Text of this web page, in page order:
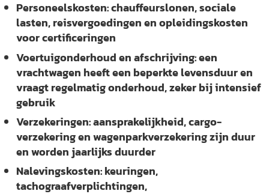
Personeelskosten:chauffeurslonen, sociale
lasten, reisvergoedingen en opleidingskosten
voor certificeringen
Voertuigonderhoud en afschrijving:een
vrachtwagen heeft een beperkte levensduur en
vraagt regelmatig onderhoud, zeker bij intensief
gebruik
Verzekeringen:aansprakelijkheid, cargo-
verzekering en wagenparkverzekering zijn duur
en worden jaarlijks duurder
Nalevingskosten:keuringen,
tachograafverplichtingen,